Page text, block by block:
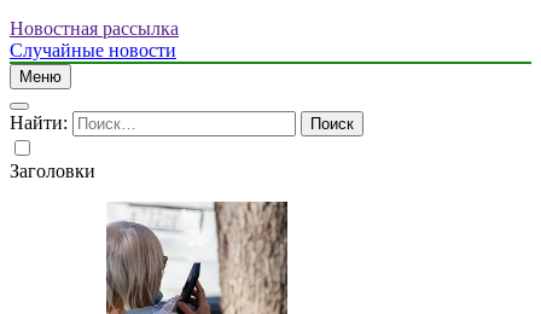
Новостная рассылка
Случайные новости
Меню
Найти:
Заголовки